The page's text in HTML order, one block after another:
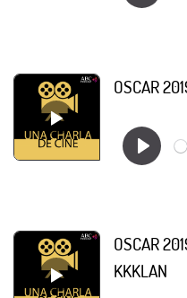
OSCAR
OSCAR
KKKLAN